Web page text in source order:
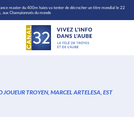
master du 400m haies va tenter de décrocher un titre mondial le 22
aux Championnats du monde
JOUEUR TROYEN, MARCEL ARTELESA, EST